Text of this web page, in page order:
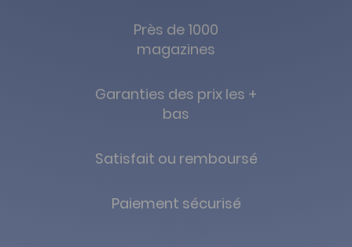
Près de 1000
magazines
Garanties des prix les +
bas
Satisfait ou remboursé
Paiement sécurisé